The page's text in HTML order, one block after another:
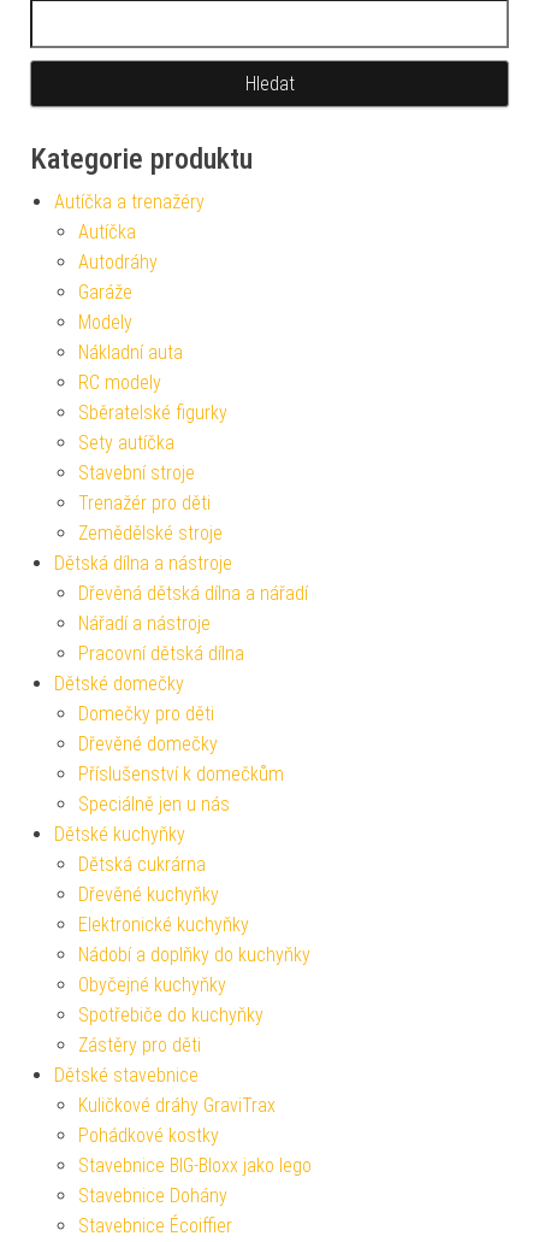
Kategorie produktu
Autíčka a trenažéry
Autíčka
Autodráhy
Garáže
Modely
Nákladní auta
RC modely
Sběratelské figurky
Sety autíčka
Stavební stroje
Trenažér pro děti
Zemědělské stroje
Dětská dílna a nástroje
Dřevěná dětská dílna a nářadí
Nářadí a nástroje
Pracovní dětská dílna
Dětské domečky
Domečky pro děti
Dřevěné domečky
Příslušenství k domečkům
Speciálně jen u nás
Dětské kuchyňky
Dětská cukrárna
Dřevěné kuchyňky
Elektronické kuchyňky
Nádobí a doplňky do kuchyňky
Obyčejné kuchyňky
Spotřebiče do kuchyňky
Zástěry pro děti
Dětské stavebnice
Kuličkové dráhy GraviTrax
Pohádkové kostky
Stavebnice BIG-Bloxx jako lego
Stavebnice Dohány
Stavebnice Écoiffier